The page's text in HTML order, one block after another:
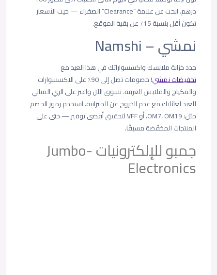
درهم. ابحث عن علامة “Clearance” الصفراء — حيث الأسعار
تكون أقل بنسبة 15٪ عن بقية الموقع.
نمشي – Namshi
جدد خزانة ملابسك واكسسواراتك في هذا العيد مع
تخفيضات نمشي
! خصومات تصل إلى 90٪ على الاكسسوارات
والمكياج والملابس العربية، تسوق الآن واعثر على الزي المثالي
للعيد لعائلتك مع عدم الخروج عن الميزانية. استخدم رموز الخصم
مثل: OM7، OM19، أو VFF لتحقيق أقصى توفير — حتى على
المنتجات المخفّضة مسبقًا.
جمبو للإلكترونيات -Jumbo
Electronics